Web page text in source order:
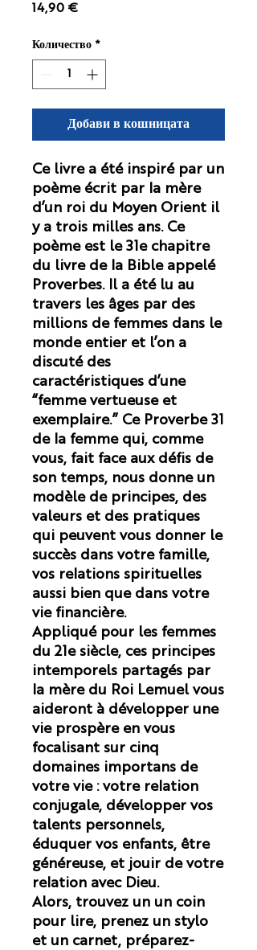
14,90 €Цена
Количество *
Добави в кошницата
Ce livre a été inspiré par un
poème écrit par la mère
d’un roi du Moyen Orient il
y a trois milles ans. Ce
poème est le 31e chapitre
du livre de la Bible appelé
Proverbes. Il a été lu au
travers les âges par des
millions de femmes dans le
monde entier et l’on a
discuté des
caractéristiques d’une
“femme vertueuse et
exemplaire.” Ce Proverbe 31
de la femme qui, comme
vous, fait face aux défis de
son temps, nous donne un
modèle de principes, des
valeurs et des pratiques
qui peuvent vous donner le
succès dans votre famille,
vos relations spirituelles
aussi bien que dans votre
vie financière.
Appliqué pour les femmes
du 21e siècle, ces principes
intemporels partagés par
la mère du Roi Lemuel vous
aideront à développer une
vie prospère en vous
focalisant sur cinq
domaines importans de
votre vie : votre relation
conjugale, développer vos
talents personnels,
éduquer vos enfants, être
généreuse, et jouir de votre
relation avec Dieu.
Alors, trouvez un un coin
pour lire, prenez un stylo
et un carnet, préparez-